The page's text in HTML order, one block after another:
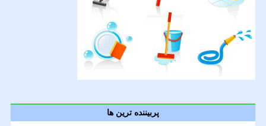
پربیننده ترین ها